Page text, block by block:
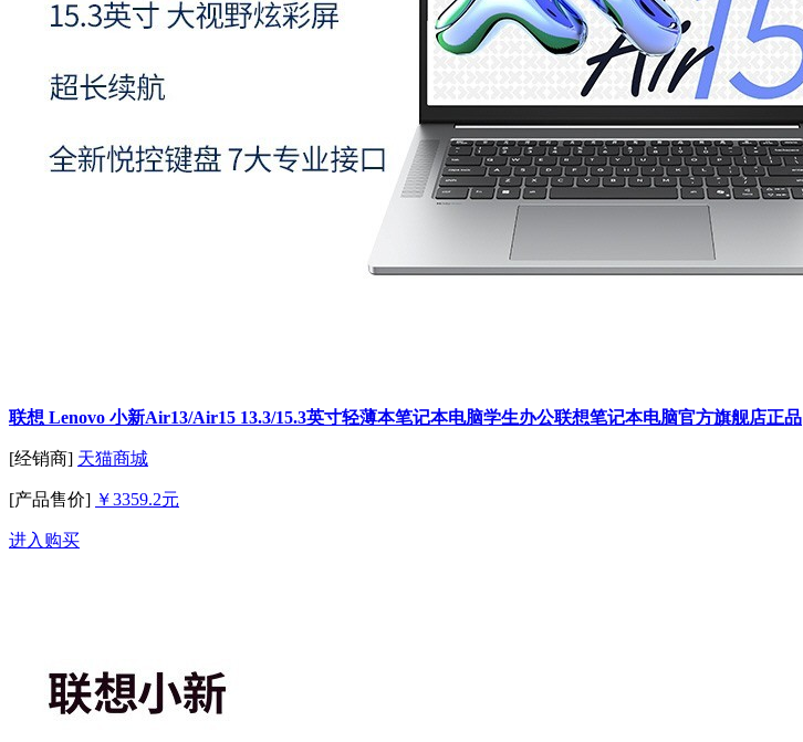
联想 Lenovo 小新Air13/Air15 13.3/15.3英寸轻薄本笔记本电脑学生办公联想笔记本电脑官方旗舰店正品
[经销商] 天猫商城
[产品售价] ￥3359.2元
进入购买